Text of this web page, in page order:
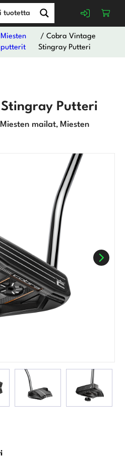
Miesten
putterit
/ Cobra Vintage
Stingray Putteri
Putteri
Miesten mailat, Miesten